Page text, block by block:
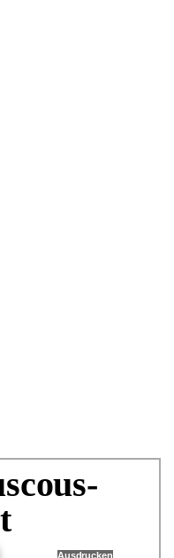
Ausdrucken